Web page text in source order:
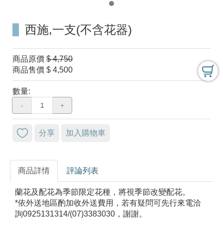
西施,一支(不含花器)
商品原價 $ 4,750
商品售價 $ 4,500
數量:
- +
分享 加入購物車
商品詳情 評論列表
蘭花及配花為季節限定花種，將視季節改變配花。
*依外送地區酌加收外送費用，若有疑問可先行來電洽
詢0925131314/(07)3383030，謝謝。